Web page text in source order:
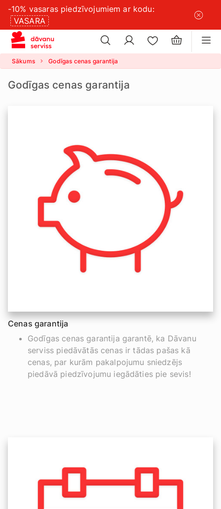
-10% vasaras piedzīvojumiem ar kodu:
VASARA
×
Sākums Godīgas cenas garantija
Godīgas cenas garantija
Cenas garantija
Godīgas cenas garantija garantē, ka Dāvanu
serviss piedāvātās cenas ir tādas pašas kā
cenas, par kurām pakalpojumu sniedzējs
piedāvā piedzīvojumu iegādāties pie sevis!
iestatījumus
×